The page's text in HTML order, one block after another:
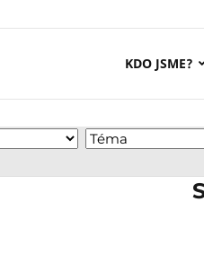
KDO JSME?